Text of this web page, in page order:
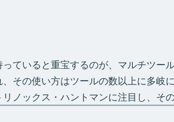
ていると重宝するのが、マルチツール
その使い方はツールの数以上に多岐に
ノックス・ハントマンに注目し、そ